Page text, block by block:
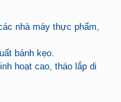
nhà máy thực phẩm,
bánh kẹo.
hoạt cao, tháo lắp di